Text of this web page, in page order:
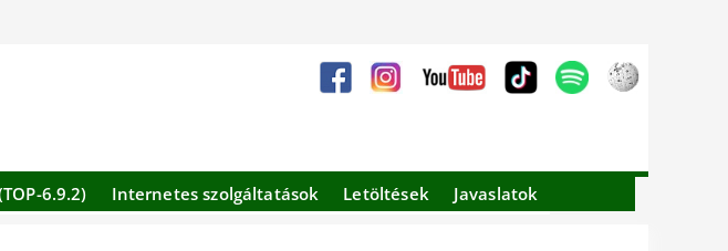
6.9.2) Internetes szolgáltatások Letöltések Javaslatok